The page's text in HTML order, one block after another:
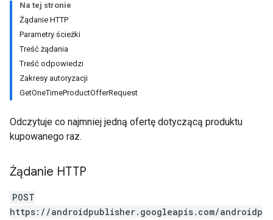
Na tej stronie
Żądanie HTTP
Parametry ścieżki
Treść żądania
Treść odpowiedzi
Zakresy autoryzacji
GetOneTimeProductOfferRequest
Odczytuje co najmniej jedną ofertę dotyczącą produktu
kupowanego raz.
Żądanie HTTP
POST
https://androidpublisher.googleapis.com/androidp